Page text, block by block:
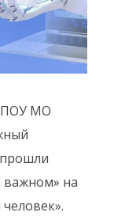
МО
важном» на